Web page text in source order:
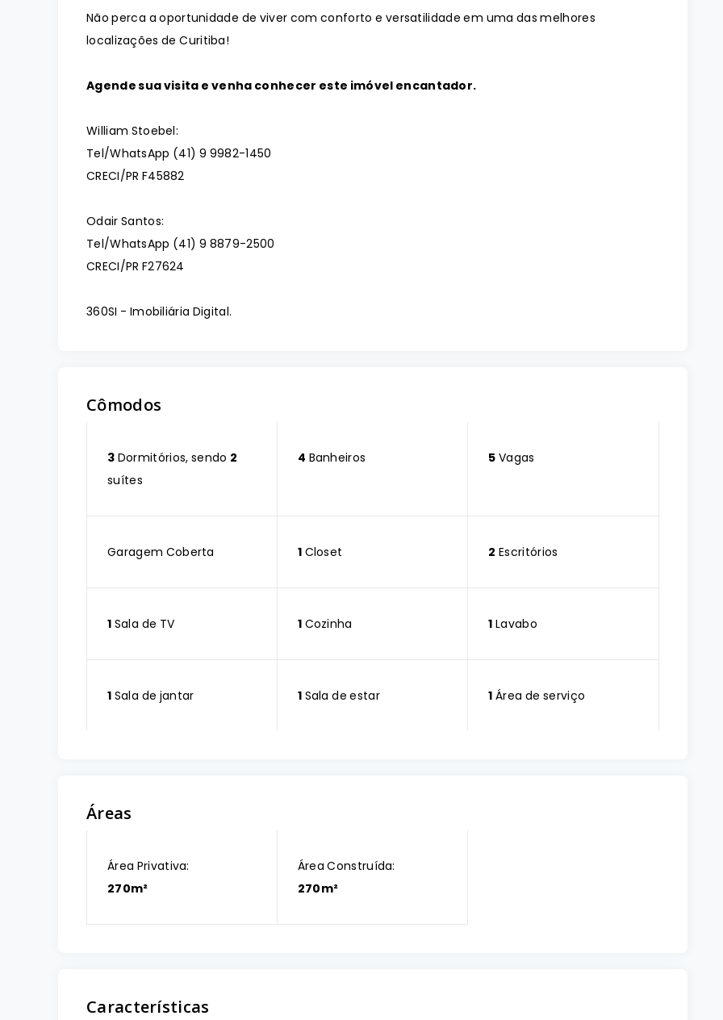
Não perca a oportunidade de viver com conforto e versatilidade em uma das melhores
localizações de Curitiba!
Agende sua visita e venha conhecer este imóvel encantador.
William Stoebel:
Tel/WhatsApp (41) 9 9982-1450
CRECI/PR F45882
Odair Santos:
Tel/WhatsApp (41) 9 8879-2500
CRECI/PR F27624
360SI - Imobiliária Digital.
Cômodos
3 Dormitórios, sendo 2
suítes
4 Banheiros 5 Vagas
Garagem Coberta 1Closet 2 Escritórios
1 Sala de TV 1Cozinha 1 Lavabo
1 Sala de jantar 1Sala de estar 1 Área de serviço
Áreas
Área Privativa:
270m²
Área Construída:
270m²
Características